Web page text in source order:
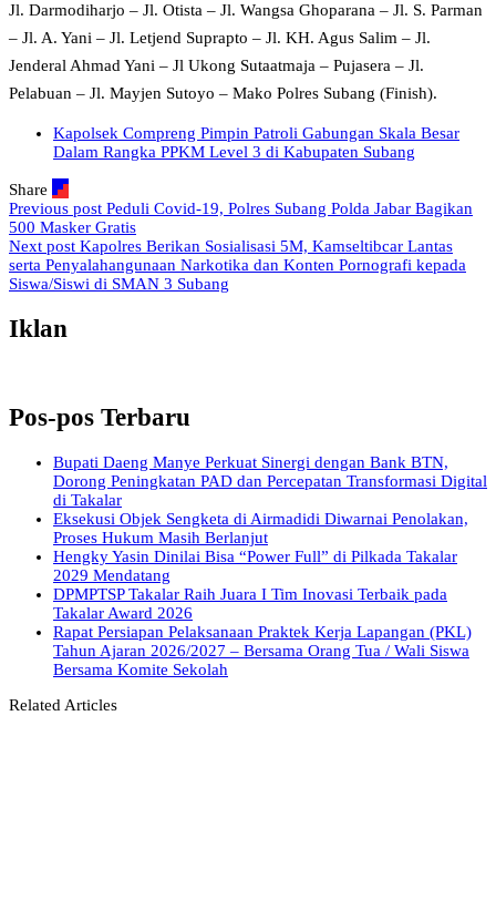
Jl. Darmodiharjo – Jl. Otista – Jl. Wangsa Ghoparana – Jl. S. Parman
– Jl. A. Yani – Jl. Letjend Suprapto – Jl. KH. Agus Salim – Jl.
Jenderal Ahmad Yani – Jl Ukong Sutaatmaja – Pujasera – Jl.
Pelabuan – Jl. Mayjen Sutoyo – Mako Polres Subang (Finish).
Kapolsek Compreng Pimpin Patroli Gabungan Skala Besar
Dalam Rangka PPKM Level 3 di Kabupaten Subang
Share
Previous post Peduli Covid-19, Polres Subang Polda Jabar Bagikan
500 Masker Gratis
Next post Kapolres Berikan Sosialisasi 5M, Kamseltibcar Lantas
serta Penyalahangunaan Narkotika dan Konten Pornografi kepada
Siswa/Siswi di SMAN 3 Subang
Iklan
Pos-pos Terbaru
Bupati Daeng Manye Perkuat Sinergi dengan Bank BTN,
Dorong Peningkatan PAD dan Percepatan Transformasi Digital
di Takalar
Eksekusi Objek Sengketa di Airmadidi Diwarnai Penolakan,
Proses Hukum Masih Berlanjut
Hengky Yasin Dinilai Bisa “Power Full” di Pilkada Takalar
2029 Mendatang
DPMPTSP Takalar Raih Juara I Tim Inovasi Terbaik pada
Takalar Award 2026
Rapat Persiapan Pelaksanaan Praktek Kerja Lapangan (PKL)
Tahun Ajaran 2026/2027 – Bersama Orang Tua / Wali Siswa
Bersama Komite Sekolah
Related Articles